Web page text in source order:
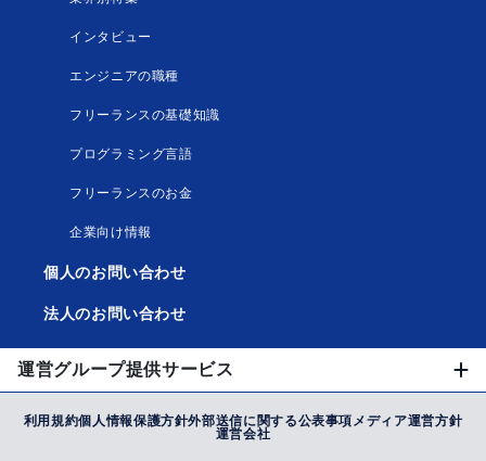
インタビュー
エンジニアの職種
フリーランスの基礎知識
プログラミング言語
フリーランスのお金
企業向け情報
個人のお問い合わせ
法人のお問い合わせ
運営グループ提供サービス
利用規約個人情報保護方針外部送信に関する公表事項メディア運営方針
運営会社